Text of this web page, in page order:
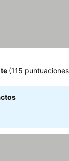
(115